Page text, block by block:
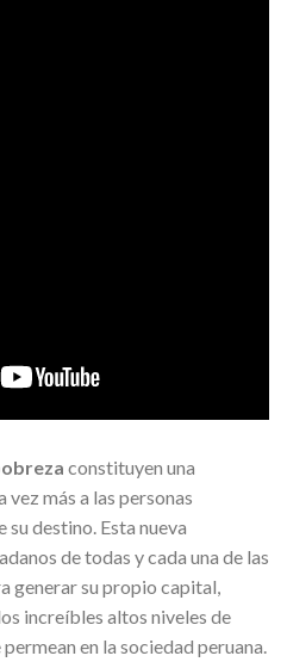
constituyen una
más a las personas
destino. Esta nueva
de todas y cada una de las
generar su propio capital,
increíbles altos niveles de
en la sociedad peruana.